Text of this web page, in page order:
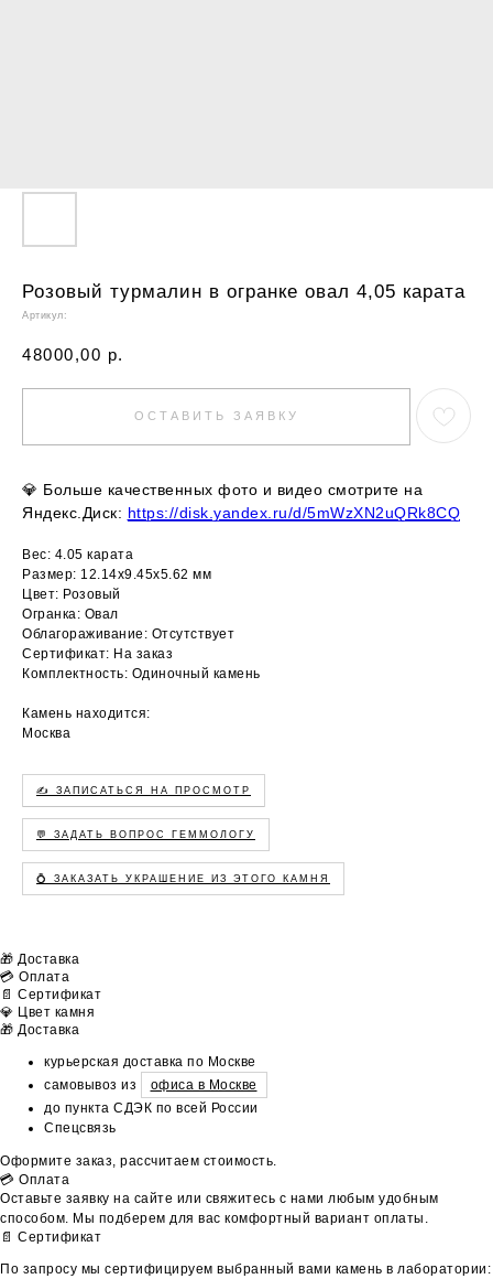
Розовый турмалин в огранке овал 4,05 карата
Артикул:
48000,00 р.
ОСТАВИТЬ ЗАЯВКУ
💎 Больше качественных фото и видео смотрите на
Яндекс.Диск: https://disk.yandex.ru/d/5mWzXN2uQRk8CQ
Вес: 4.05 карата
Размер: 12.14х9.45х5.62 мм
Цвет: Розовый
Огранка: Овал
Облагораживание: Отсутствует
Сертификат: На заказ
Комплектность: Одиночный камень
Камень находится:
Москва
✍️ ЗАПИСАТЬСЯ НА ПРОСМОТР
💬 ЗАДАТЬ ВОПРОС ГЕММОЛОГУ
💍 ЗАКАЗАТЬ УКРАШЕНИЕ ИЗ ЭТОГО КАМНЯ
🎁 Доставка
💳 Оплата
📄 Сертификат
💎 Цвет камня
🎁 Доставка
курьерская доставка по Москве
самовывоз из
офиса в Москве
до пункта СДЭК по всей России
Спецсвязь
Оформите заказ, рассчитаем стоимость.
💳 Оплата
Оставьте заявку на сайте или свяжитесь с нами любым удобным
способом. Мы подберем для вас комфортный вариант оплаты.
📄 Сертификат
По запросу мы сертифицируем выбранный вами камень в лаборатории: